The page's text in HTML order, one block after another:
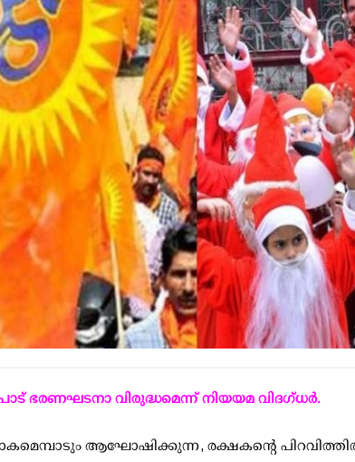
ഭരണഘടനാ വിരുദ്ധമെന്ന് നിയയമ വിദഗ്ധര്‍.
ആഘോഷിക്കുന്ന, രക്ഷകന്റെ